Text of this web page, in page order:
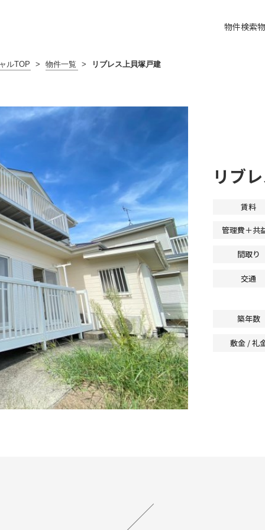
物件検索
ルTOP > 物件一覧 > リブレス上貝塚戸建
リブ
賃料
管理費＋共
間取り
交通
築年数
敷金 / 礼